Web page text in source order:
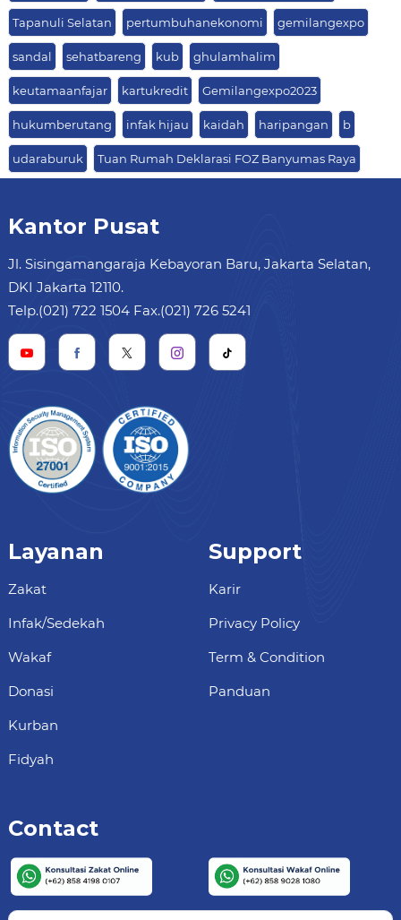
Tapanuli Selatan pertumbuhanekonomi gemilangexpo
sandal sehatbareng kub ghulamhalim
keutamaanfajar kartukredit Gemilangexpo2023
hukumberutang infak hijau kaidah haripangan b
udaraburuk Tuan Rumah Deklarasi FOZ Banyumas Raya
Kantor Pusat
Jl. Sisingamangaraja Kebayoran Baru, Jakarta Selatan,
DKI Jakarta 12110.
Telp.(021) 722 1504 Fax.(021) 726 5241
Layanan
Zakat
Infak/Sedekah
Wakaf
Donasi
Kurban
Fidyah
Support
Karir
Privacy Policy
Term & Condition
Panduan
Contact